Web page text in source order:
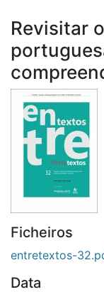
Revisitar
Ficheiros
entretextos-
Data